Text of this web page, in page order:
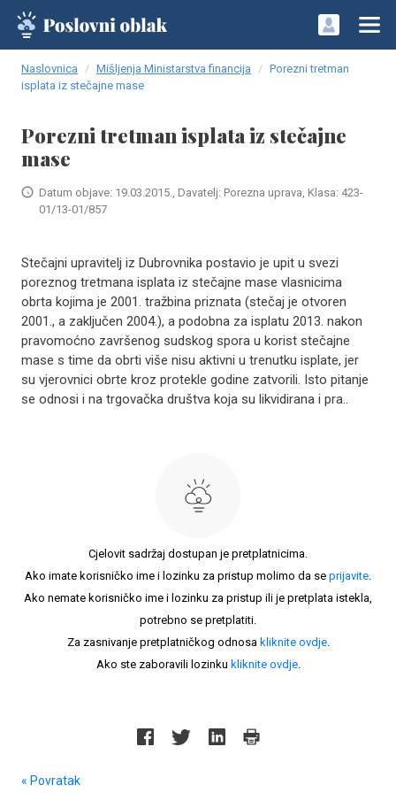
Naslovnica Mišljenja Ministarstva financija
Porezni tretman
isplata iz stečajne mase
Porezni tretman isplata iz stečajne
mase
Datum objave: 19.03.2015., Davatelj: Porezna uprava, Klasa: 423-
01/13-01/857
Stečajni upravitelj iz Dubrovnika postavio je upit u svezi
poreznog tretmana isplata iz stečajne mase vlasnicima
obrta kojima je 2001. tražbina priznata (stečaj je otvoren
2001., a zaključen 2004.), a podobna za isplatu 2013. nakon
pravomoćno završenog sudskog spora u korist stečajne
mase s time da obrti više nisu aktivni u trenutku isplate, jer
su vjerovnici obrte kroz protekle godine zatvorili. Isto pitanje
se odnosi i na trgovačka društva koja su likvidirana i pra..
Cjelovit sadržaj dostupan je pretplatnicima.
Ako imate korisničko ime i lozinku za pristup molimo da se prijavite.
Ako nemate korisničko ime i lozinku za pristup ili je pretplata istekla,
potrebno se pretplatiti.
Za zasnivanje pretplatničkog odnosa kliknite ovdje.
Ako ste zaboravili lozinku kliknite ovdje.
« Povratak